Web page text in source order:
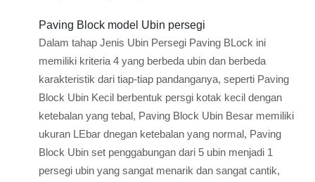
Paving Block model Ubin persegi
Dalam tahap Jenis Ubin Persegi Paving BLock ini
memiliki kriteria 4 yang berbeda ubin dan berbeda
karakteristik dari tiap-tiap pandanganya, seperti Paving
Block Ubin Kecil berbentuk persgi kotak kecil dengan
ketebalan yang tebal, Paving Block Ubin Besar memiliki
ukuran LEbar dnegan ketebalan yang normal, Paving
Block Ubin set penggabungan dari 5 ubin menjadi 1
persegi ubin yang sangat menarik dan sangat cantik,